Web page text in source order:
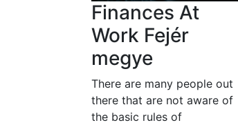
Finances At
Work Fejér
megye
There are many people out
there that are not aware of
the basic rules of